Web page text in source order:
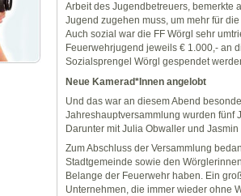
Arbeit des Jugendbetreuers, bemerkte
Jugend zugehen muss, um mehr für
Auch sozial war die FF Wörgl sehr
Feuerwehrjugend jeweils € 1.000,- an
Sozialsprengel Wörgl gespendet
Neue Kamerad*Innen angelobt
Und das war an diesem Abend
Jahreshauptversammlung wurden fünf
Darunter mit Julia Obwaller und
Zum Abschluss der Versammlung
Stadtgemeinde sowie den
Belange der Feuerwehr haben. Ein
Unternehmen, die immer wieder ohne